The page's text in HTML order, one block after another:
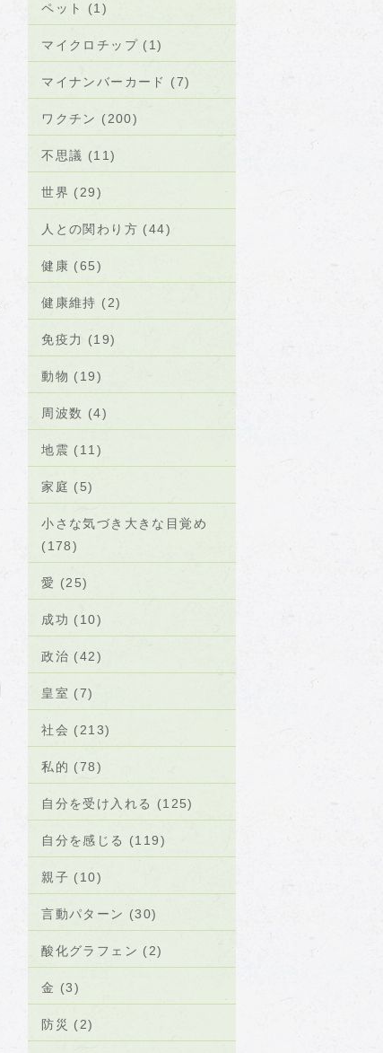
ペット (1)
マイクロチップ (1)
マイナンバーカード (7)
ワクチン (200)
不思議 (11)
世界 (29)
人との関わり方 (44)
健康 (65)
健康維持 (2)
免疫力 (19)
動物 (19)
周波数 (4)
地震 (11)
家庭 (5)
小さな気づき大きな目覚め
(178)
愛 (25)
成功 (10)
政治 (42)
皇室 (7)
社会 (213)
私的 (78)
自分を受け入れる (125)
自分を感じる (119)
親子 (10)
言動パターン (30)
酸化グラフェン (2)
金 (3)
防災 (2)